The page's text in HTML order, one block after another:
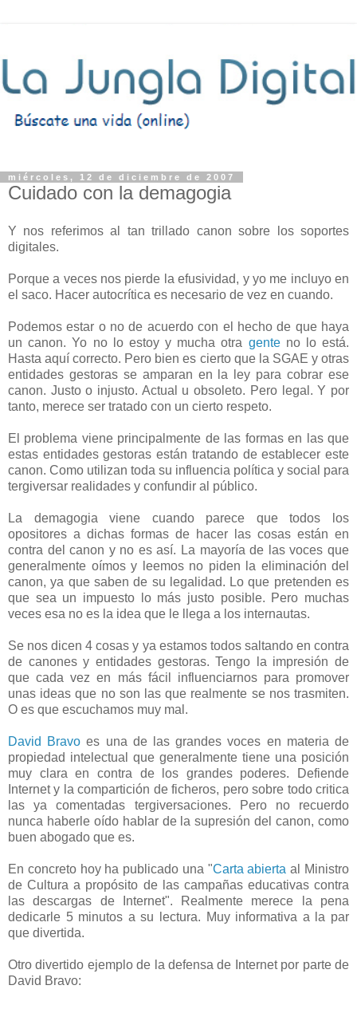
miércoles, 12 de diciembre de 2007
Cuidado con la demagogia
Y nos referimos al tan trillado canon sobre los soportes
digitales.
Porque a veces nos pierde la efusividad, y yo me incluyo en
el saco. Hacer autocrítica es necesario de vez en cuando.
Podemos estar o no de acuerdo con el hecho de que haya
un canon. Yo no lo estoy y mucha otra genteno lo está.
Hasta aquí correcto. Pero bien es cierto que la SGAE y otras
entidades gestoras se amparan en la ley para cobrar ese
canon. Justo o injusto. Actual u obsoleto. Pero legal. Y por
tanto, merece ser tratado con un cierto respeto.
El problema viene principalmente de las formas en las que
estas entidades gestoras están tratando de establecer este
canon. Como utilizan toda su influencia política y social para
tergiversar realidades y confundir al público.
La demagogia viene cuando parece que todos los
opositores a dichas formas de hacer las cosas están en
contra del canon y no es así. La mayoría de las voces que
generalmente oímos y leemos no piden la eliminación del
canon, ya que saben de su legalidad. Lo que pretenden es
que sea un impuesto lo más justo posible. Pero muchas
veces esa no es la idea que le llega a los internautas.
Se nos dicen 4 cosas y ya estamos todos saltando en contra
de canones y entidades gestoras. Tengo la impresión de
que cada vez en más fácil influenciarnos para promover
unas ideas que no son las que realmente se nos trasmiten.
O es que escuchamos muy mal.
David Bravo es una de las grandes voces en materia de
propiedad intelectual que generalmente tiene una posición
muy clara en contra de los grandes poderes. Defiende
Internet y la compartición de ficheros, pero sobre todo critica
las ya comentadas tergiversaciones. Pero no recuerdo
nunca haberle oído hablar de la supresión del canon, como
buen abogado que es.
En concreto hoy ha publicado una "Carta abierta al Ministro
de Cultura a propósito de las campañas educativas contra
las descargas de Internet". Realmente merece la pena
dedicarle 5 minutos a su lectura. Muy informativa a la par
que divertida.
Otro divertido ejemplo de la defensa de Internet por parte de
David Bravo: